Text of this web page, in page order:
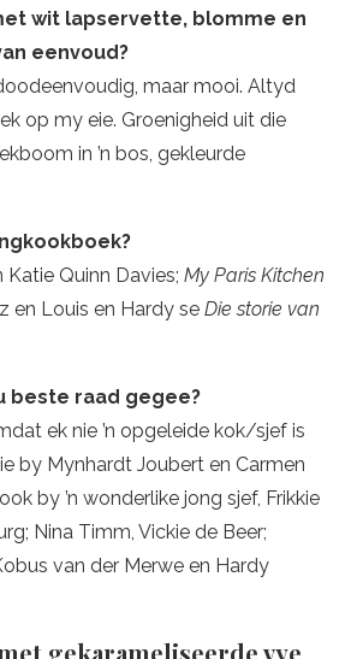
wit lapservette, blomme en
eenvoud?
maar mooi. Altyd
op my eie. Groenigheid uit die
in ’n bos, gekleurde
Katie Quinn Davies; My Paris Kitchen
en Louis en Hardy se Die storie van
beste raad gegee?
ek nie ’n opgeleide kok/sjef is
by Mynhardt Joubert en Carmen
by ’n wonderlike jong sjef, Frikkie
Nina Timm, Vickie de Beer;
van der Merwe en Hardy
gekarameliseerde vye